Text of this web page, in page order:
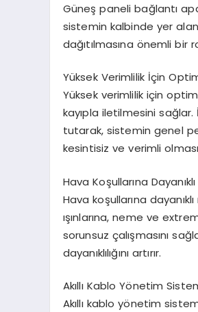
Güneş paneli bağlantı
sistemin kalbinde yer
dağıtılmasına önemli bir
Yüksek Verimlilik İçin
Yüksek verimlilik için
kayıpla iletilmesini
tutarak, sistemin genel
kesintisiz ve verimli
Hava Koşullarına
Hava koşullarına
ışınlarına, neme ve
sorunsuz çalışmasını
dayanıklılığını artırır.
Akıllı Kablo Yönetim
Akıllı kablo yönetim